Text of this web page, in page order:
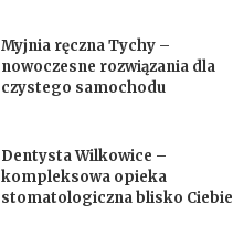
Myjnia ręczna Tychy –
nowoczesne rozwiązania dla
czystego samochodu
Dentysta Wilkowice –
kompleksowa opieka
stomatologiczna blisko Ciebie